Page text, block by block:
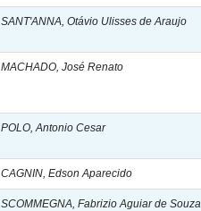
SANT'ANNA, Otávio Ulisses de Araujo
MACHADO, José Renato
POLO, Antonio Cesar
CAGNIN, Edson Aparecido
SCOMMEGNA, Fabrizio Aguiar de Souza